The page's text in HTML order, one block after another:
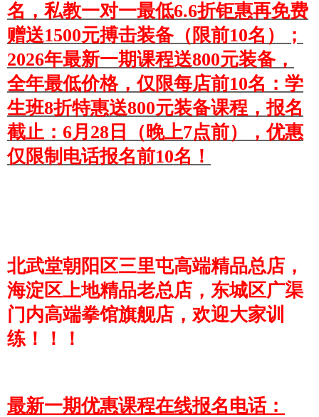
名，私教一对一最低6.6折钜惠再免费
赠送1500元搏击装备（限前10名）；
2026年最新一期课程送800元装备，
全年最低价格，仅限每店前10名：学
生班8折特惠送800元装备课程，报名
截止：6月28日（晚上7点前），优惠
仅限制电话报名前10名！
北武堂朝阳区三里屯高端精品总店，
海淀区上地精品老总店， 东城区广渠
门内高端拳馆旗舰店，欢迎大家训
练！！！
最新一期优惠课程在线报名电话：